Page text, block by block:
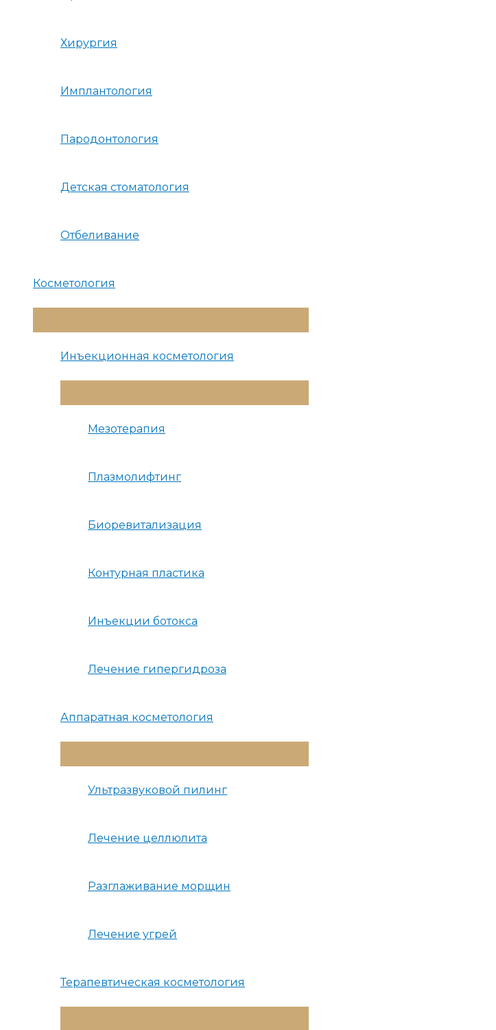
Хирургия
Имплантология
Пародонтология
Детская стоматология
Отбеливание
Косметология
Меню
Инъекционная косметология
Меню
Мезотерапия
Плазмолифтинг
Биоревитализация
Контурная пластика
Инъекции ботокса
Лечение гипергидроза
Аппаратная косметология
Меню
Ультразвуковой пилинг
Лечение целлюлита
Разглаживание морщин
Лечение угрей
Терапевтическая косметология